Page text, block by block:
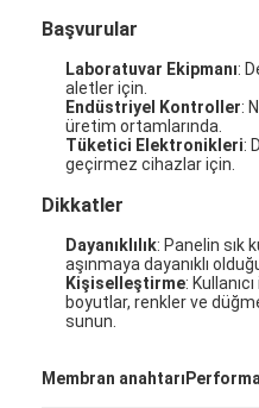
Başvurular
Laboratuvar Ekipmanı:
aletler için.
Endüstriyel Kontroller:
üretim ortamlarında.
Tüketici Elektronikleri:
geçirmez cihazlar için.
Dikkatler
Dayanıklılık: Panelin sık
aşınmaya dayanıklı
Kişiselleştirme:
boyutlar, renkler ve
sunun.
Membran anahtarı